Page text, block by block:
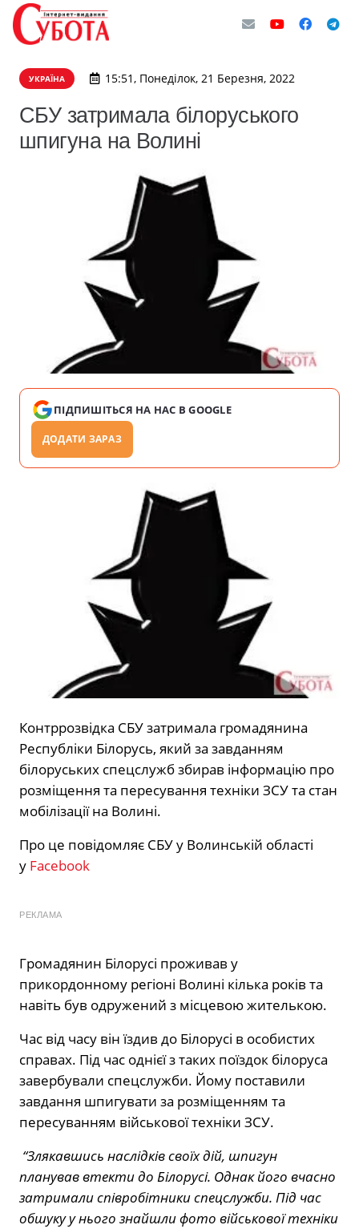
УКРАЇНА 15:51, Понеділок, 21 Березня, 2022
СБУ затримала білоруського
шпигуна на Волині
ПІДПИШІТЬСЯ НА НАС В GOOGLE
ДОДАТИ ЗАРАЗ
Контррозвідка СБУ затримала громадянина
Республіки Білорусь, який за завданням
білоруських спецслужб збирав інформацію про
розміщення та пересування техніки ЗСУ та стан
мобілізації на Волині.
Про це повідомляє СБУ у Волинській області
у Facebook
РЕКЛАМА
Громадянин Білорусі проживав у
прикордонному регіоні Волині кілька років та
навіть був одружений з місцевою жителькою.
Час від часу він їздив до Білорусі в особистих
справах. Під час однієї з таких поїздок білоруса
завербували спецслужби. Йому поставили
завдання шпигувати за розміщенням та
пересуванням військової техніки ЗСУ.
“Злякавшись наслідків своїх дій, шпигун
планував втекти до Білорусі. Однак його вчасно
затримали співробітники спецслужби. Під час
обшуку у нього знайшли фото військової техніки